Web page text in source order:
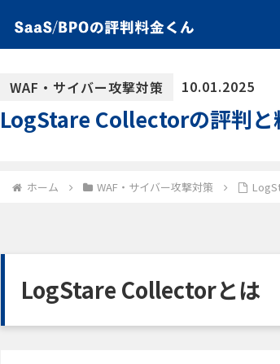
WAF・サイバー攻撃対策 10.01.2025
LogStare Collectorの評判と
ホーム WAF・サイバー攻撃対策
LogStare Collectorとは